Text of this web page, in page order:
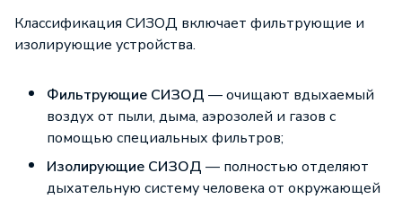
Классификация СИЗОД включает фильтрующие и
изолирующие устройства.
Фильтрующие СИЗОД — очищают вдыхаемый
воздух от пыли, дыма, аэрозолей и газов с
помощью специальных фильтров;
Изолирующие СИЗОД — полностью отделяют
дыхательную систему человека от окружающей